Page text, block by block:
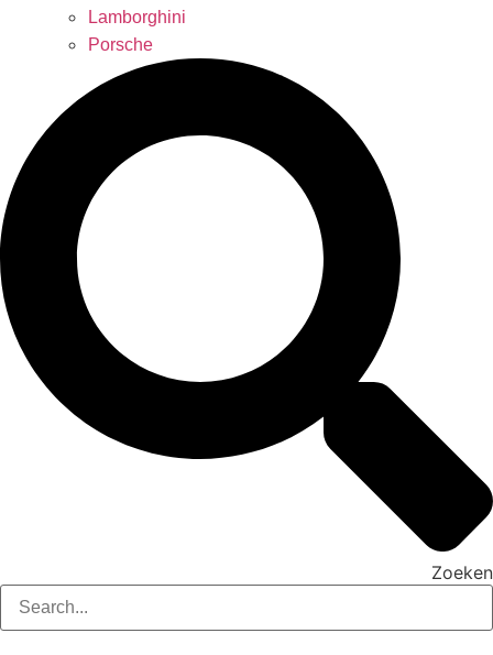
Lamborghini
Porsche
Zoeken